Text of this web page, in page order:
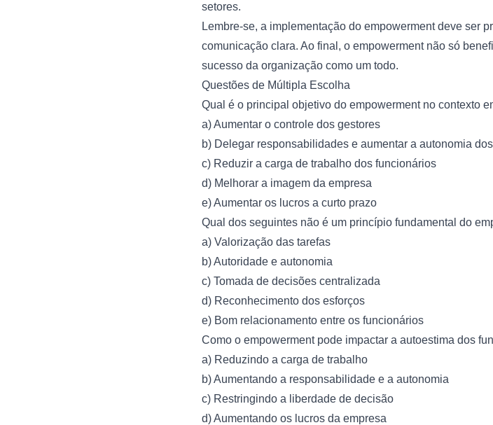
setores.
Lembre-se, a implementação do empowerment deve ser
comunicação clara. Ao final, o empowerment não só
sucesso da organização como um todo.
Questões de Múltipla Escolha
Qual é o principal objetivo do empowerment no contexto
a) Aumentar o controle dos gestores
b) Delegar responsabilidades e aumentar a autonomia
c) Reduzir a carga de trabalho dos funcionários
d) Melhorar a imagem da empresa
e) Aumentar os lucros a curto prazo
Qual dos seguintes não é um princípio fundamental do
a) Valorização das tarefas
b) Autoridade e autonomia
c) Tomada de decisões centralizada
d) Reconhecimento dos esforços
e) Bom relacionamento entre os funcionários
Como o empowerment pode impactar a autoestima dos
a) Reduzindo a carga de trabalho
b) Aumentando a responsabilidade e a autonomia
c) Restringindo a liberdade de decisão
d) Aumentando os lucros da empresa